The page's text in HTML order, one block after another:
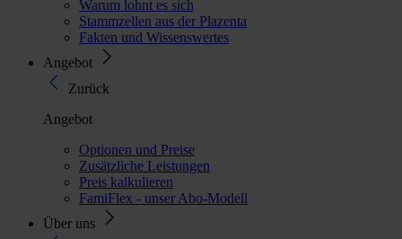
Warum lohnt es sich
Stammzellen aus der Plazenta
Fakten und Wissenswertes
Angebot
Zurück
Angebot
Optionen und Preise
Zusätzliche Leistungen
Preis kalkulieren
FamiFlex - unser Abo-Modell
Über uns